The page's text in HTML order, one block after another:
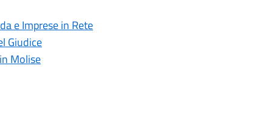
e Imprese in Rete
Giudice
Molise